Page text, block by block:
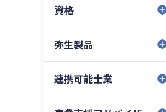
資格
弥生製品
連携可能士業